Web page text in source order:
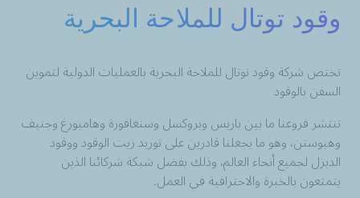
وقود توتال للملاحة البحرية
تختص شركة وقود توتال للملاحة البحرية بالعمليات الدولية لتموين
السفن بالوقود
تنتشر فروعنا ما بين باريس وبروكسل وسنغافورة وهامبورغ وجنيف
وهيوستن، وهو ما يجعلنا قادرين على توريد زيت الوقود ووقود
الديزل لجميع أنحاء العالم، وذلك بفضل شبكة شركائنا الذين
يتمتعون بالخبرة والاحترافية في العمل.